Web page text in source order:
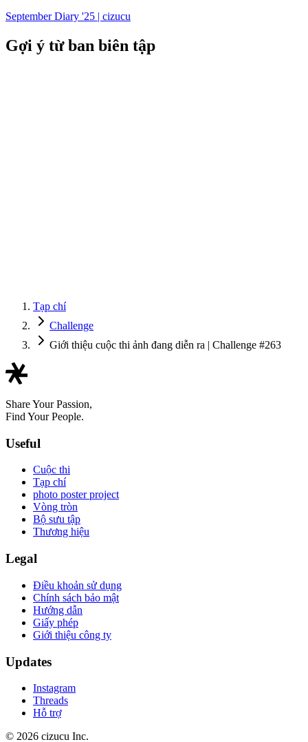
September Diary '25 | cizucu
Gợi ý từ ban biên tập
Tạp chí
Challenge
Giới thiệu cuộc thi ảnh đang diễn ra | Challenge #263
Share Your Passion,
Find Your People.
Useful
Cuộc thi
Tạp chí
photo poster project
Vòng tròn
Bộ sưu tập
Thương hiệu
Legal
Điều khoản sử dụng
Chính sách bảo mật
Hướng dẫn
Giấy phép
Giới thiệu công ty
Updates
Instagram
Threads
Hỗ trợ
© 2026 cizucu Inc.